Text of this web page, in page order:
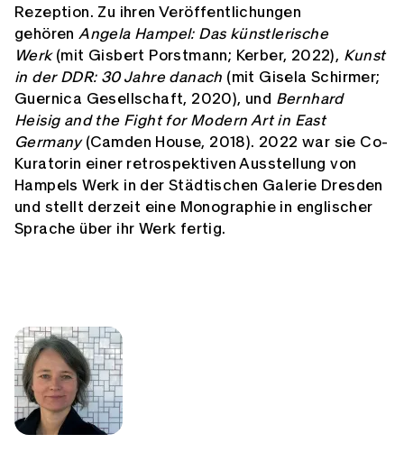
Rezeption. Zu ihren Veröffentlichungen
gehören Angela Hampel: Das künstlerische
Werk(mit Gisbert Porstmann; Kerber, 2022), Kunst
in der DDR: 30 Jahre danach (mit Gisela Schirmer;
Guernica Gesellschaft, 2020), und Bernhard
Heisig and the Fight for Modern Art in East
Germany(Camden House, 2018). 2022 war sie Co-
Kuratorin einer retrospektiven Ausstellung von
Hampels Werk in der Städtischen Galerie Dresden
und stellt derzeit eine Monographie in englischer
Sprache über ihr Werk fertig.